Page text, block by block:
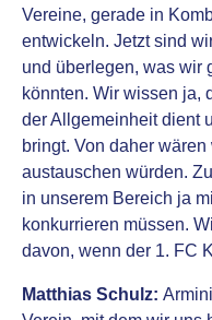
Vereine, gerade in
entwickeln. Jetzt sind
und überlegen, was wir
könnten. Wir wissen ja,
der Allgemeinheit dient
bringt. Von daher
austauschen würden.
in unserem Bereich ja
konkurrieren müssen.
davon, wenn der 1. FC
Matthias Schulz: